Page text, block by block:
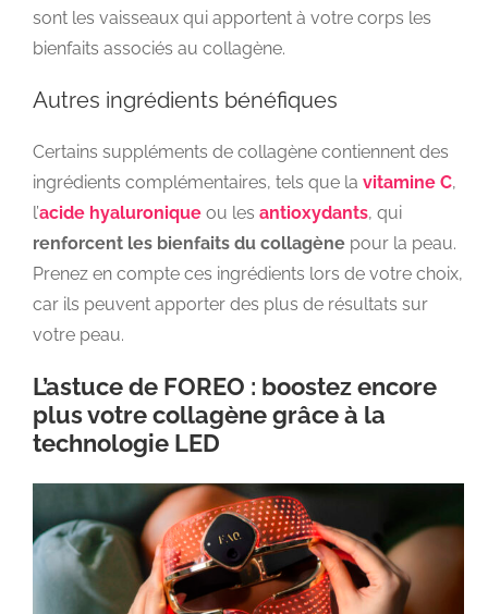
sont les vaisseaux qui apportent à votre corps les
bienfaits associés au collagène.
Autres ingrédients bénéfiques
Certains suppléments de collagène contiennent des
ingrédients complémentaires, tels que la vitamine C,
l’acide hyaluronique ou les antioxydants, qui
renforcent les bienfaits du collagène pour la peau.
Prenez en compte ces ingrédients lors de votre choix,
car ils peuvent apporter des plus de résultats sur
votre peau.
L’astuce de FOREO : boostez encore
plus votre collagène grâce à la
technologie LED